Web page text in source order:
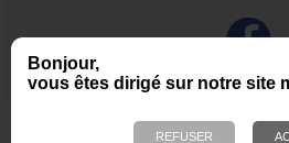
Bonjour,
vous êtes dirigé sur notre site
NOUS VOUS